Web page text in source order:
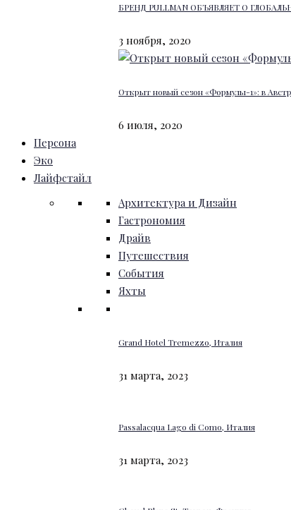
БРЕНД PULLMAN ОБЪЯВЛЯЕТ О
3 ноября, 2020
Открыт новый сезон «Формулы-1»: в
6 июля, 2020
Персона
Эко
Лайфстайл
Архитектура и Дизайн
Гастрономия
Драйв
Путешествия
События
Яхты
Grand Hotel Tremezzo, Италия
31 марта, 2023
Passalacqua Lago di Como, Италия
31 марта, 2023